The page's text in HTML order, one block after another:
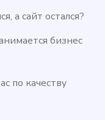
а сайт остался?
бизнес
по качеству